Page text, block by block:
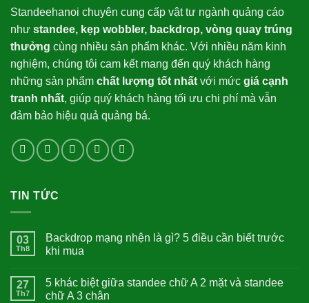
Standeehanoi chuyên cung cấp vật tư ngành quảng cáo
như standee, kẹp wobbler, backdrop, vòng quay trúng
thưởng cùng nhiều sản phẩm khác. Với nhiều năm kinh
nghiệm, chúng tôi cam kết mang đến quý khách hàng
những sản phẩm chất lượng tốt nhất với mức giá cạnh
tranh nhất, giúp quý khách hàng tối ưu chi phí mà vẫn
đảm bảo hiệu quả quảng bá.
TIN TỨC
03
Th8
Backdrop mạng nhện là gì? 5 điều cần biết trước
khi mua
27
Th7
5 khác biệt giữa standee chữ A 2 mặt và standee
chữ A 3 chân